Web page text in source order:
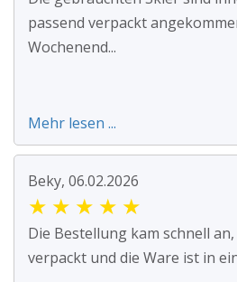
passend verpackt
Wochenend...
Mehr lesen ...
Beky, 06.02.2026
★ ★ ★ ★ ★
Die Bestellung kam schnell
verpackt und die Ware ist in